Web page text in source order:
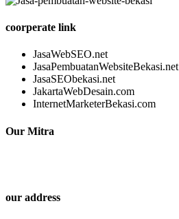
coorperate link
JasaWebSEO.net
JasaPembuatanWebsiteBekasi.net
JasaSEObekasi.net
JakartaWebDesain.com
InternetMarketerBekasi.com
Our Mitra
our address